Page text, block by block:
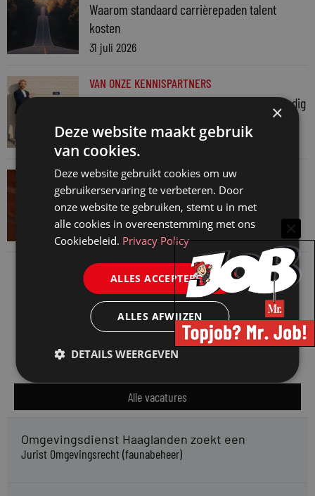
Waarom standaard carrièrepaden talent
kosten
31 juli 2026
VAN ONZE KENNISPARTNERS
Je hebt maar 1% van je jaarlijkse omzet nodig
30 juli 2026
VAN ONZE KENNISPARTNERS
Een HR-brief is meer dan een juridisch
document
28 juli 2026
Alle vacatures
Omgevingsdienst Haaglanden zoekt een
Jurist Omgevingsrecht (faunabeheer)
×
Deze website maakt gebruik
van cookies.
Deze website gebruikt cookies om uw
gebruikerservaring te verbeteren. Door
onze website te gebruiken, stemt u in met
alle cookies in overeenstemming met ons
Cookiebeleid. Privacy Policy
ALLES ACCEPTEREN
ALLES AFWIJZEN
DETAILS WEERGEVEN